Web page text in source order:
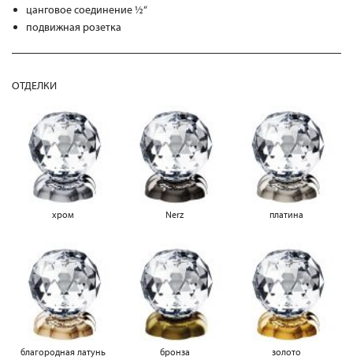
цанговое соединение ½“
подвижная розетка
ОТДЕЛКИ
хром Nerz платина
благородная латунь бронза золото